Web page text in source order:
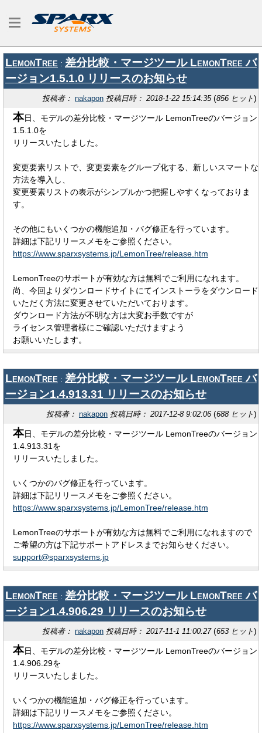
LemonTree : 差分比較・マージツール LemonTree バ
ージョン1.5.1.0 リリースのお知らせ
投稿者： nakapon 投稿日時： 2018-1-22 15:14:35(856 ヒット)
本日、モデルの差分比較・マージツール LemonTreeのバージョン
1.5.1.0を
リリースいたしました。
変更要素リストで、変更要素をグループ化する、新しいスマートな
方法を導入し、
変更要素リストの表示がシンプルかつ把握しやすくなっておりま
す。
その他にもいくつかの機能追加・バグ修正を行っています。
詳細は下記リリースメモをご参照ください。
https://www.sparxsystems.jp/LemonTree/release.htm
LemonTreeのサポートが有効な方は無料でご利用になれます。
尚、今回よりダウンロードサイトにてインストーラをダウンロード
いただく方法に変更させていただいております。
ダウンロード方法が不明な方は大変お手数ですが
ライセンス管理者様にご確認いただけますよう
お願いいたします。
LemonTree : 差分比較・マージツール LemonTree バ
ージョン1.4.913.31 リリースのお知らせ
投稿者： nakapon 投稿日時： 2017-12-8 9:02:06 (688 ヒット)
本日、モデルの差分比較・マージツール LemonTreeのバージョン
1.4.913.31を
リリースいたしました。
いくつかのバグ修正を行っています。
詳細は下記リリースメモをご参照ください。
https://www.sparxsystems.jp/LemonTree/release.htm
LemonTreeのサポートが有効な方は無料でご利用になれますので
ご希望の方は下記サポートアドレスまでお知らせください。
support@sparxsystems.jp
LemonTree : 差分比較・マージツール LemonTree バ
ージョン1.4.906.29 リリースのお知らせ
投稿者： nakapon 投稿日時： 2017-11-1 11:00:27(653 ヒット)
本日、モデルの差分比較・マージツール LemonTreeのバージョン
1.4.906.29を
リリースいたしました。
いくつかの機能追加・バグ修正を行っています。
詳細は下記リリースメモをご参照ください。
https://www.sparxsystems.jp/LemonTree/release.htm